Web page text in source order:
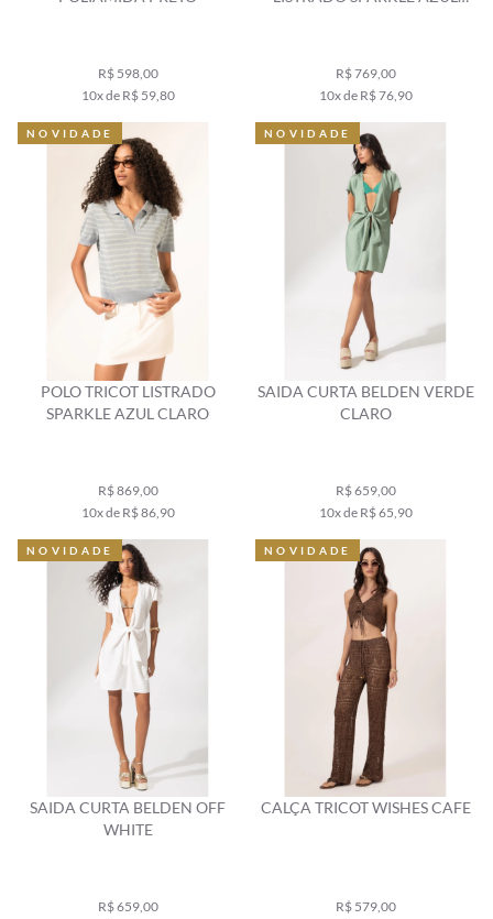
R$ 598,00
10x de R$ 59,80
R$ 769,00
10x de R$ 76,90
POLO TRICOT LISTRADO
SPARKLE AZUL CLARO
R$ 869,00
10x de R$ 86,90
NOVIDADE
SAIDA CURTA BELDEN VERDE
CLARO
R$ 659,00
10x de R$ 65,90
NOVIDADE
SAIDA CURTA BELDEN OFF
WHITE
R$ 659,00
NOVIDADE
CALÇA TRICOT WISHES CAFE
R$ 579,00
NOVIDADE